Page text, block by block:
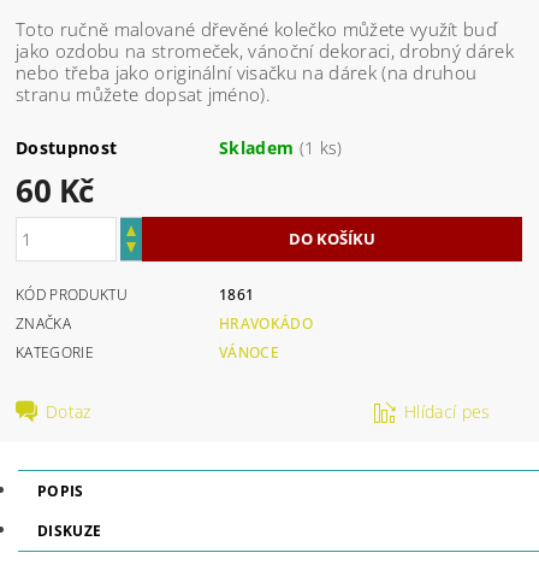
Toto ručně malované dřevěné kolečko můžete využít buď
jako ozdobu na stromeček, vánoční dekoraci, drobný dárek
nebo třeba jako originální visačku na dárek (na druhou
stranu můžete dopsat jméno).
Dostupnost Skladem (1 ks)
60 Kč
KÓD PRODUKTU
1861
ZNAČKA
HRAVOKÁDO
KATEGORIE
VÁNOCE
Dotaz Hlídací pes
POPIS
DISKUZE